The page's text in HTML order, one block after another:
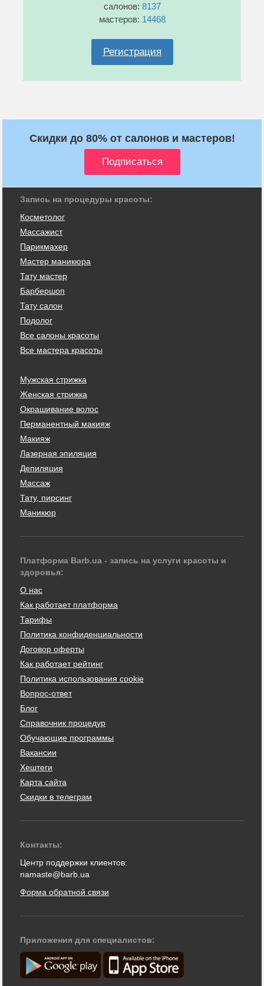
салонов: 8137
мастеров: 14468
Регистрация
Скидки до 80% от салонов и мастеров!
Запись на процедуры красоты:
Косметолог
Массажист
Парикмахер
Мастер маникюра
Тату мастер
Барбершоп
Тату салон
Подолог
Все салоны красоты
Все мастера красоты
Мужская стрижка
Женская стрижка
Окрашивание волос
Перманентный макияж
Макияж
Лазерная эпиляция
Депиляция
Массаж
Тату, пирсинг
Маникюр
Платформа Barb.ua - запись на услуги красоты и
здоровья:
О нас
Как работает платформа
Тарифы
Политика конфиденциальности
Договор оферты
Как работает рейтинг
Политика использования cookie
Вопрос-ответ
Блог
Справочник процедур
Обучающие программы
Вакансии
Хештеги
Карта сайта
Скидки в телеграм
Контакты:
Центр поддержки клиентов:
namaste@barb.ua
Форма обратной связи
Приложения для специалистов: